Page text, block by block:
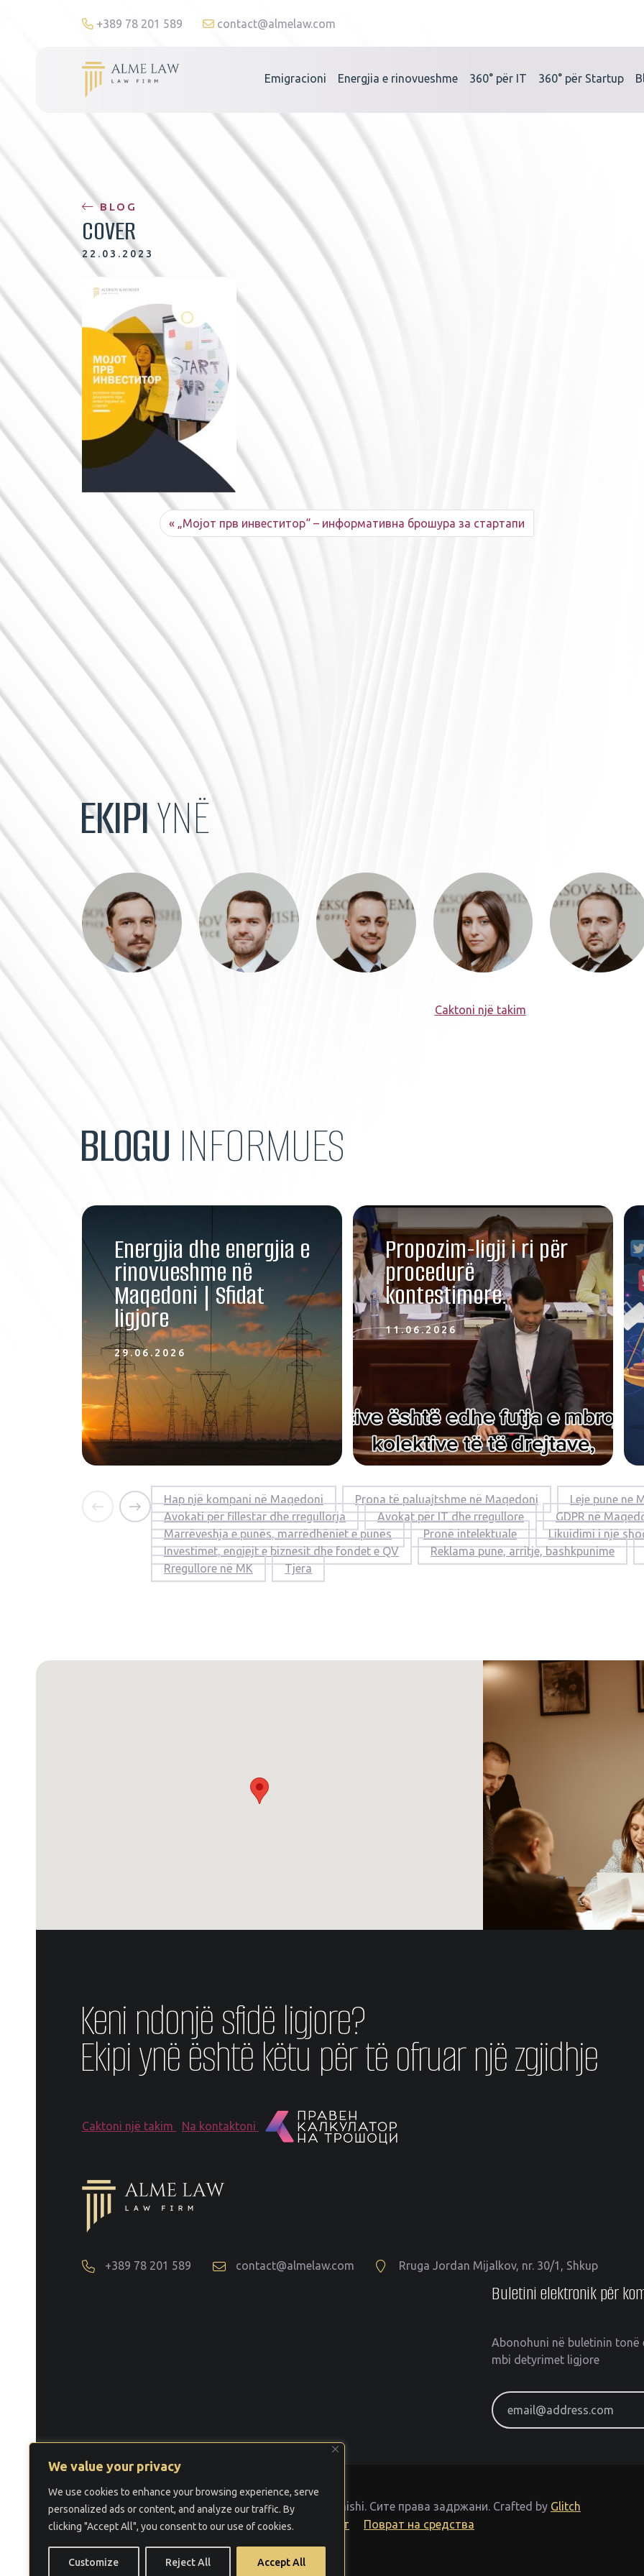
We value your privacy
We use cookies to enhance your browsing experience, serve
personalized ads or content, and analyze our traffic. By
clicking "Accept All", you consent to our use of cookies.
Customize Reject All Accept All
+389 78 201 589 contact@almelaw.com
Emigracioni Energjia e rinovueshme 360° për IT 360° për Startup
BLOG
COVER
22.03.2023
„Мојот прв инвеститор“ – информативна брошура за стартапи
EKIPIYNË
Caktoni një takim
BLOGU INFORMUES
Energjia dhe energjia e
rinovueshme në
Maqedoni | Sfidat
ligjore
29.06.2026
Propozim-ligji i ri për
procedurë
kontestimore.
11.06.2026
Hap një kompani në Maqedoni Prona të paluajtshme në Maqedoni
Leje pune ne
Avokati për fillestar dhe rregullorja
Avokat për IT dhe rregullore
GDPR në
Marrëveshja e punës, marrëdhëniet e punës
Pronë intelektuale
Likuidimi i një
Investimet, engjëjt e biznesit dhe fondet e QV
Reklama pune, arritje, bashkpunime
Rregullore në MK
Tjera
Keni ndonjë sfidë ligjore?
Ekipi ynë është këtu për të ofruar një zgjidhje
Caktoni një takim Na kontaktoni
+389 78 201 589 contact@almelaw.com Rruga Jordan Mijalkov, nr. 30/1, Shkup
Buletini elektronik për
Abonohuni në buletinin
mbi detyrimet ligjore
email@address.com
© 2026 Law Office Aleksov & Memishi. Сите права задржани. Crafted by Glitch
Услови за користење
Политика за приватност Поврат на средства